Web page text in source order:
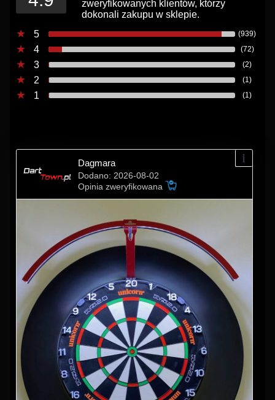
zweryfikowanych klientów, którzy
dokonali zakupu w sklepie.
5
(939)
4 (72)
3 (2)
2 (1)
1 (1)
Dagmara
Dodano: 2026-08-02
Opinia zweryfikowana